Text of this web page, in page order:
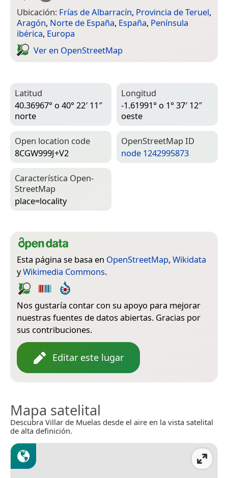
Ubicación: Frías de Albarracín, Provincia de Teruel,
Aragón, Norte de España, España, Península
ibérica, Europa
Ver en Open­Street­Map
Latitud
40.36967° o 40° 22′ 11″
norte
Longitud
-1.61991° o 1° 37′ 12″
oeste
Open location code
8CGW999J+V2
Open­Street­Map ID
node 1242995873
Característica Open­
Street­Map
place=­locality
Esta página se basa en OpenStreetMap, Wikidata
yWikimedia Commons.
Nos gustaría contar con su apoyo para mejorar
nuestras fuentes de datos abiertas. Gracias por
sus contribuciones.
Editar este lugar
Mapa satelital
Descubra Villar de Muelas desde el aire en la vista satelital
de alta definición.